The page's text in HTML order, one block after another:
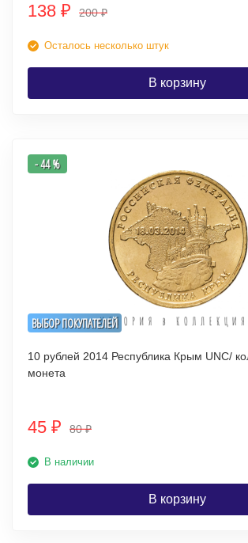
138 ₽ 200₽
Осталось несколько штук
В корзину
ВЫБОР ПОКУПАТЕЛЕЙ
- 44 %
10 рублей 2014 Республика Крым UNC/ коллекционная
монета
45 ₽ 80₽
В наличии
В корзину